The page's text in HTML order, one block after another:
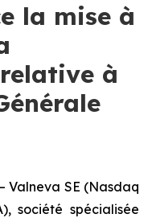
la mise à
à
Valneva SE (Nasdaq
société spécialisée